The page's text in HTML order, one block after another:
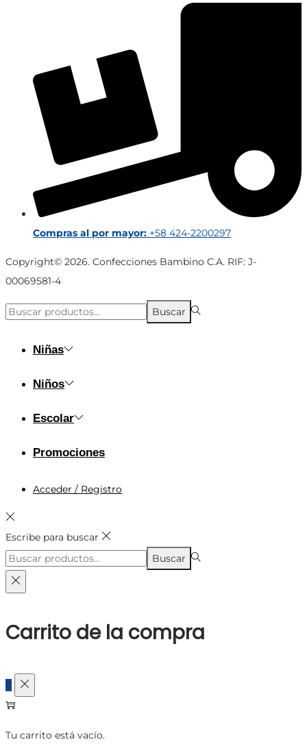
Compras al por mayor: +58 424-2200297
Copyright© 2026. Confecciones Bambino C.A. RIF: J-
00069581-4
Búsqueda
Buscar
Niñas
Niños
Escolar
Promociones
Acceder / Registro
Escribe para buscar
Búsqueda
para:>
Buscar
Carrito de la compra
0
Tu carrito está vacío.